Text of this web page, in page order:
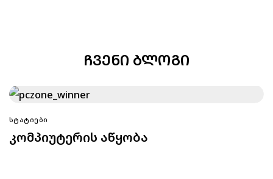
ᲩᲕᲔᲜᲘ ᲑᲚᲝᲒᲘ
ᲡᲢᲐᲢᲘᲔᲑᲘ
კომპიუტერის აწყობა